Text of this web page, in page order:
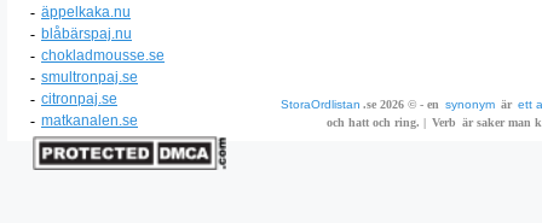
- äppelkaka.nu
- blåbärspaj.nu
- chokladmousse.se
- smultronpaj.se
- citronpaj.se
- matkanalen.se
StoraOrdlistan .se 2026 © - en synonym är ett
och hatt och ring. | Verb är saker man